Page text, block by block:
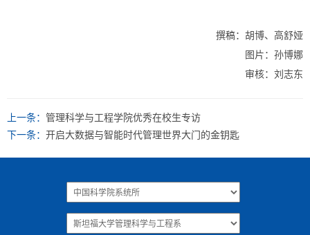
撰稿：胡博、高舒娅
图片：孙博娜
审核：刘志东
上一条： 管理科学与工程学院优秀在校生专访
下一条： 开启大数据与智能时代管理世界大门的金钥匙